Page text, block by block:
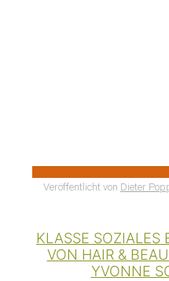
Veröffentlicht von Dieter
KLASSE SOZIALES
VON HAIR &
YVONNE